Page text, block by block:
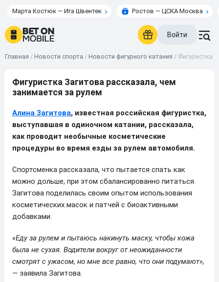
Марта Костюк — Ига Швентек Ростов — ЦСКА Москва
Войти
Главная / Новости спорта / Новости фигурного катания / Фигуристка
Фигуристка Загитова рассказала, чем
занимается за рулем
Алина Загитова, известная российская фигуристка,
выступавшая в одиночном катании, рассказала,
как проводит необычные косметические
процедуры во время езды за рулем автомобиля.
Спортсменка рассказала, что пытается спать как
можно дольше, при этом сбалансированно питаться.
Загитова поделилась своим опытом использования
косметических масок и патчей с биоактивными
добавками.
«Еду за рулем и пытаюсь накинуть маску, чтобы кожа
была не сухая. Водители вокруг от неожиданности
смотрят с ужасом, но мне все равно, что они подумают»,
— заявила Загитова.